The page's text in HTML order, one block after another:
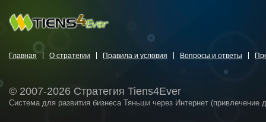
Главная О стратегии Правила и условия Вопросы и ответы
© 2007-2026 Стратегия Tiens4Ever
Система для развития бизнеса Тяньши через Интернет (привлечение